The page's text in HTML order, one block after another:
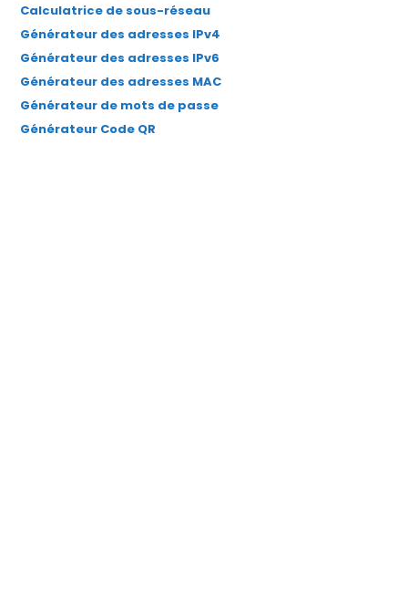
Calculatrice de sous-réseau
Générateur des adresses IPv4
Générateur des adresses IPv6
Générateur des adresses MAC
Générateur de mots de passe
Générateur Code QR